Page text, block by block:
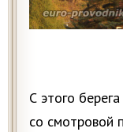
С этого
со смотровой